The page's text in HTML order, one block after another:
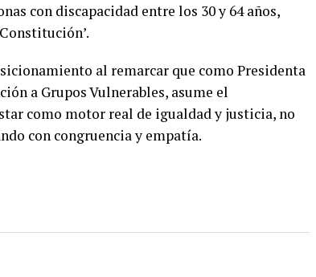
con discapacidad entre los 30 y 64 años,
al remarcar que como Presidenta
a Grupos Vulnerables, asume el
como motor real de igualdad y justicia, no
con congruencia y empatía.